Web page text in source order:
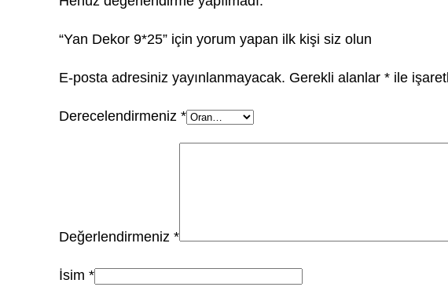
“Yan Dekor 9*25” için yorum yapan ilk kişi siz olun
E-posta adresiniz yayınlanmayacak. Gerekli alanlar* ile
Derecelendirmeniz*
Değerlendirmeniz*
İsim*